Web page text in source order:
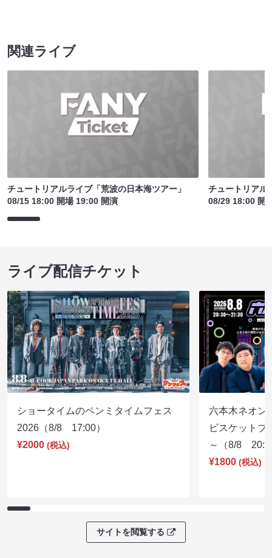
関連ライブ
チュートリアルライブ「荒波の日本海ツアー」
08/15 18:00 開場 19:00 開演
チュートリアル
08/29 18:00 開
ライブ配信チケット
ショータイムのペンミタイムフェス
2026（8/8 17:00）
¥2000 (税込)
六本木ネオン
ビスケットブ
～（8/8
¥1800 (税込)
サイトを閲覧する